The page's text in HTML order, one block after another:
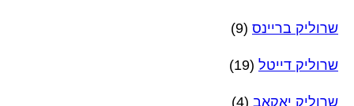
שרוליק בריינס (9)
שרוליק דייטל (19)
שרוליק יאקאב (4)